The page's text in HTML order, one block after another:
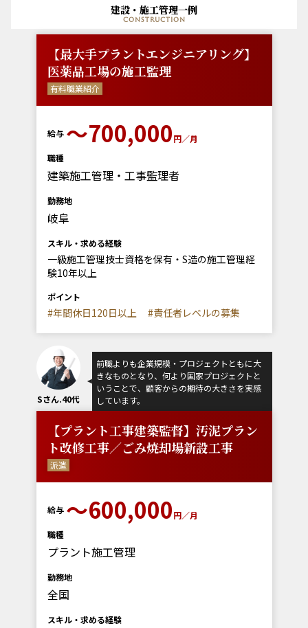
建設・施工管理一例
construction
【最大手プラントエンジニアリング】
医薬品工場の施工監理
有料職業紹介
給与 〜700,000円／月
職種
建築施工管理・工事監理者
勤務地
岐阜
スキル・求める経験
一級施工管理技士資格を保有・S造の施工管理経
験10年以上
ポイント
#年間休日120日以上 #責任者レベルの募集
Sさん.40代
前職よりも企業規模・プロジェクトともに大
きなものとなり、何より国家プロジェクトと
いうことで、顧客からの期待の大きさを実感
しています。
【プラント工事建築監督】汚泥プラン
ト改修工事／ごみ焼却場新設工事
派遣
給与 ～600,000円／月
職種
プラント施工管理
勤務地
全国
スキル・求める経験